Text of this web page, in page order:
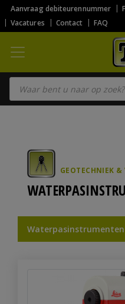
Aanvraag debiteurennummer
Vacatures
Contact FAQ
Producten zoeken
GEOTECHNIEK &
Waterpasinstrumenten